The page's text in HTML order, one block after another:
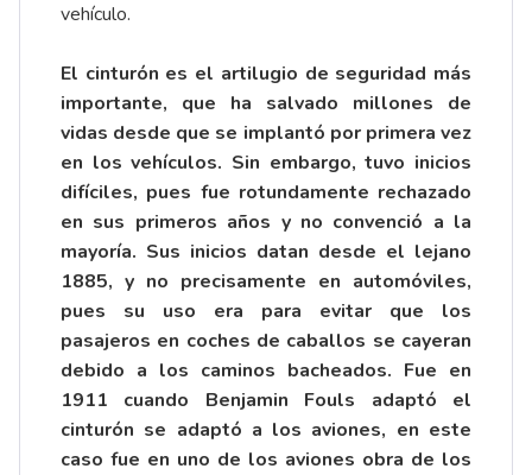
vehículo.
El cinturón es el artilugio de seguridad más
importante, que ha salvado millones de
vidas desde que se implantó por primera vez
en los vehículos. Sin embargo, tuvo inicios
difíciles, pues fue rotundamente rechazado
en sus primeros años y no convenció a la
mayoría. Sus inicios datan desde el lejano
1885, y no precisamente en automóviles,
pues su uso era para evitar que los
pasajeros en coches de caballos se cayeran
debido a los caminos bacheados. Fue en
1911 cuando Benjamin Fouls adaptó el
cinturón se adaptó a los aviones, en este
caso fue en uno de los aviones obra de los